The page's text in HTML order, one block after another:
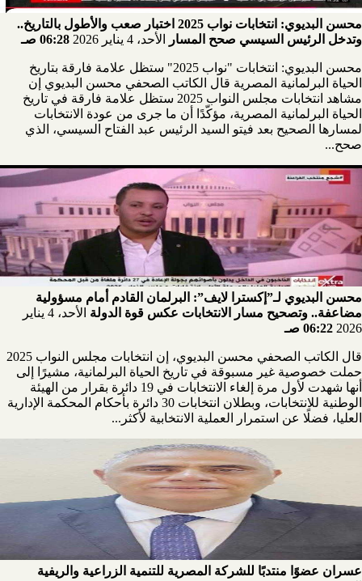
محسن البديوي: انتخابات نواب 2025 اختبار صعب والأطول بالتاريخ..
وتدخل الرئيس السيسي صحح المسار
الأحد، 4 يناير 2026 06:28 صـ
محسن البديوي: انتخابات "نواب 2025" ستظل علامة فارقة بتاريخ
الحياة البرلمانية المصرية قال الكاتب الصحفي محسن البديوي إن
مشاهد انتخابات مجلس النواب 2025 ستظل علامة فارقة في تاريخ
الحياة البرلمانية المصرية، مؤكّدًا أن ما جرى من عودة الانتخابات
لمسارها الصحيح بعد فيتو السيد الرئيس عبد الفتاح السيسي، الذي
صحح...
محسن البديوي لـ”إكسترا لايف”: البرلمان القادم أمام مسؤولية
مضاعفة.. وتصحيح مسار الانتخابات عكس قوة الدولة
الأحد، 4 يناير
2026 06:22 صـ
قال الكاتب الصحفي محسن البديوي، إن انتخابات مجلس النواب 2025
حملت خصوصية غير مسبوقة في تاريخ الحياة البرلمانية، مشيرًا إلى
أنها شهدت لأول مرة إلغاء الانتخابات في 19 دائرة بقرار من الهيئة
الوطنية للانتخابات، وبطلان انتخابات 30 دائرة بأحكام المحكمة الإدارية
العليا، فضلًا عن استمرار العملية الانتخابية لأكثر...
عسران عضوًا منتدبًا للشركة المصرية للتنمية الزراعية والريفية